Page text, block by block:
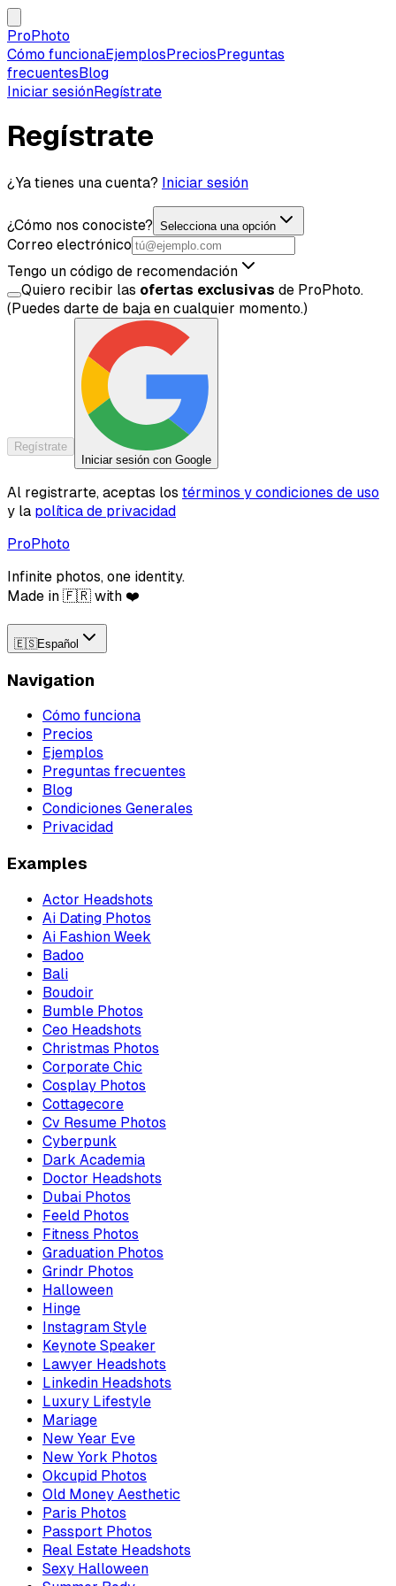
ProPhoto
Cómo funcionaEjemplosPreciosPreguntas
frecuentesBlog
Iniciar sesiónRegístrate
Regístrate
¿Ya tienes una cuenta? Iniciar sesión
¿Cómo nos conociste? Selecciona una opción
Correo electrónico
Tengo un código de recomendación
Quiero recibir las ofertas exclusivas de ProPhoto.
(Puedes darte de baja en cualquier momento.)
Regístrate
Iniciar sesión con Google
Al registrarte, aceptas los términos y condiciones de uso
y la política de privacidad
ProPhoto
Infinite photos, one identity.
Made in 🇫🇷 with ❤️
🇪🇸Español
Navigation
Cómo funciona
Precios
Ejemplos
Preguntas frecuentes
Blog
Condiciones Generales
Privacidad
Examples
Actor Headshots
Ai Dating Photos
Ai Fashion Week
Badoo
Bali
Boudoir
Bumble Photos
Ceo Headshots
Christmas Photos
Corporate Chic
Cosplay Photos
Cottagecore
Cv Resume Photos
Cyberpunk
Dark Academia
Doctor Headshots
Dubai Photos
Feeld Photos
Fitness Photos
Graduation Photos
Grindr Photos
Halloween
Hinge
Instagram Style
Keynote Speaker
Lawyer Headshots
Linkedin Headshots
Luxury Lifestyle
Mariage
New Year Eve
New York Photos
Okcupid Photos
Old Money Aesthetic
Paris Photos
Passport Photos
Real Estate Headshots
Sexy Halloween